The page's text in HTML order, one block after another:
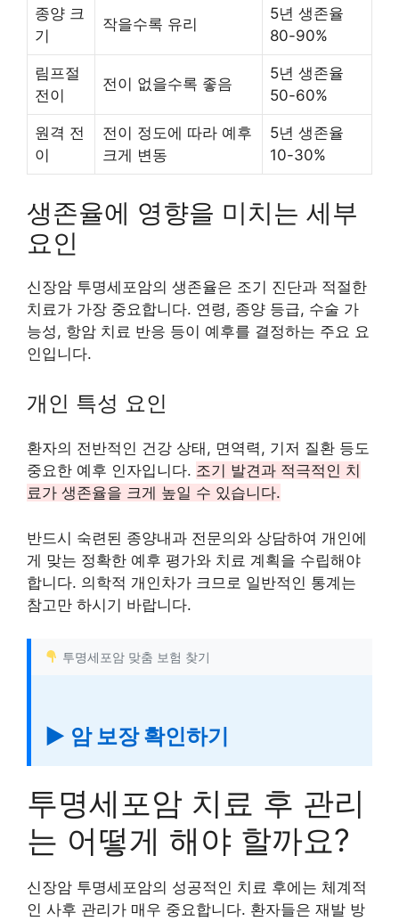
종양 크
기
작을수록 유리
5년 생존율
80-90%
림프절
전이
전이 없을수록 좋음
5년 생존율
50-60%
원격 전
이
전이 정도에 따라 예후
크게 변동
5년 생존율
10-30%
생존율에 영향을 미치는 세부
요인
신장암 투명세포암의 생존율은 조기 진단과 적절한
치료가 가장 중요합니다. 연령, 종양 등급, 수술 가
능성, 항암 치료 반응 등이 예후를 결정하는 주요 요
인입니다.
개인 특성 요인
환자의 전반적인 건강 상태, 면역력, 기저 질환 등도
중요한 예후 인자입니다. 조기 발견과 적극적인 치
료가 생존율을 크게 높일 수 있습니다.
반드시 숙련된 종양내과 전문의와 상담하여 개인에
게 맞는 정확한 예후 평가와 치료 계획을 수립해야
합니다. 의학적 개인차가 크므로 일반적인 통계는
참고만 하시기 바랍니다.
투명세포암 맞춤 보험 찾기
▶ 암 보장 확인하기
투명세포암 치료 후 관리
는 어떻게 해야 할까요?
신장암 투명세포암의 성공적인 치료 후에는 체계적
인 사후 관리가 매우 중요합니다. 환자들은 재발 방